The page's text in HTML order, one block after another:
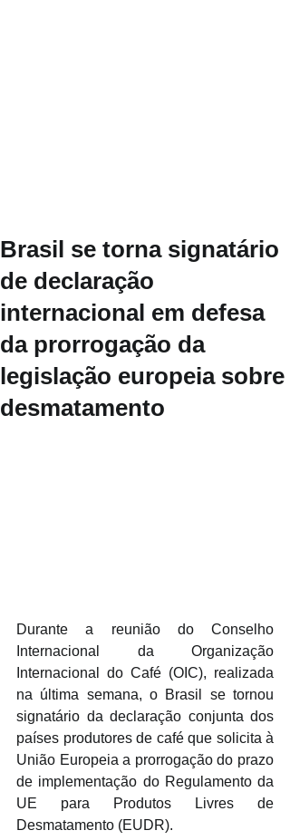
Brasil se torna signatário
de declaração
internacional em defesa
da prorrogação da
legislação europeia sobre
desmatamento
Durante a reunião do Conselho
Internacional da Organização
Internacional do Café (OIC), realizada
na última semana, o Brasil se tornou
signatário da declaração conjunta dos
países produtores de café que solicita à
União Europeia a prorrogação do prazo
de implementação do Regulamento da
UE para Produtos Livres de
Desmatamento (EUDR).